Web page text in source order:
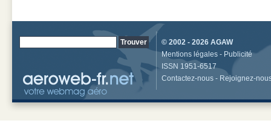
© 2002 - 2026 AGAW
Mentions légales - Publicité
ISSN 1951-6517
Contactez-nous - Rejoignez-